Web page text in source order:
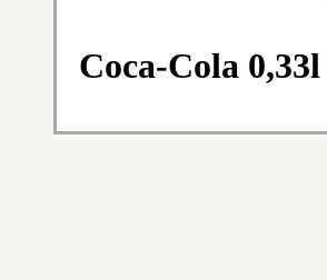
Coca-Cola 0,33l